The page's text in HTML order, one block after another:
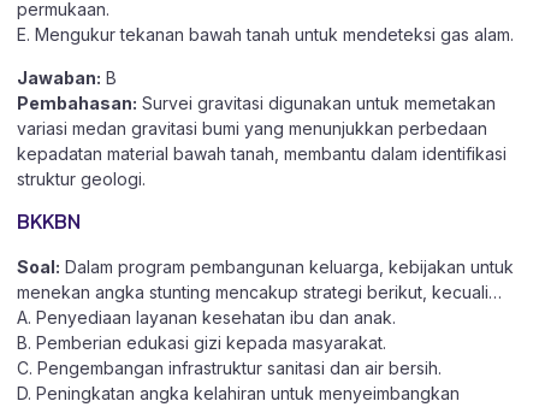
permukaan.
E. Mengukur tekanan bawah tanah untuk mendeteksi gas alam.
Jawaban: B
Pembahasan: Survei gravitasi digunakan untuk memetakan
variasi medan gravitasi bumi yang menunjukkan perbedaan
kepadatan material bawah tanah, membantu dalam identifikasi
struktur geologi.
BKKBN
Soal: Dalam program pembangunan keluarga, kebijakan untuk
menekan angka stunting mencakup strategi berikut, kecuali…
A. Penyediaan layanan kesehatan ibu dan anak.
B. Pemberian edukasi gizi kepada masyarakat.
C. Pengembangan infrastruktur sanitasi dan air bersih.
D. Peningkatan angka kelahiran untuk menyeimbangkan